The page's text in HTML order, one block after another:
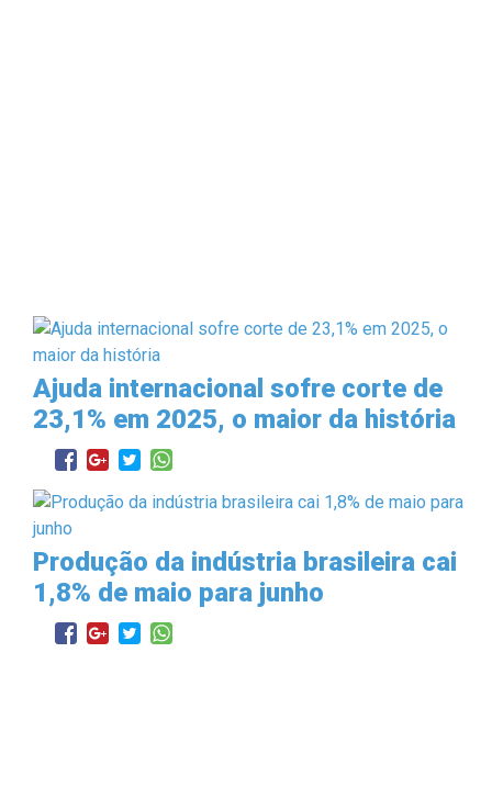
Ajuda internacional sofre corte de
23,1% em 2025, o maior da história
Produção da indústria brasileira cai
1,8% de maio para junho